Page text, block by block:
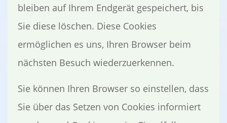
bleiben auf Ihrem Endgerät gespeichert, bis
Sie diese löschen. Diese Cookies
ermöglichen es uns, Ihren Browser beim
nächsten Besuch wiederzuerkennen.
Sie können Ihren Browser so einstellen, dass
Sie über das Setzen von Cookies informiert